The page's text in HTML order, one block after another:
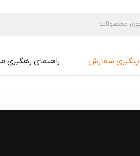
پیگیری سفارش راهنمای رهگیری